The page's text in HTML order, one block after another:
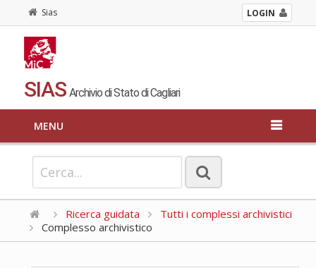
Sias LOGIN
SIAS Archivio di Stato di Cagliari
MENU
Ricerca guidata
Tutti i complessi archivistici
Complesso archivistico